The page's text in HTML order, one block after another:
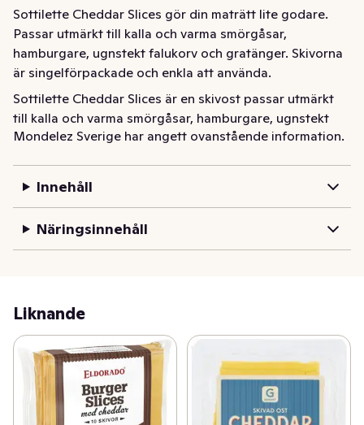
Sottilette Cheddar Slices gör din maträtt lite godare.
Passar utmärkt till kalla och varma smörgåsar,
hamburgare, ugnstekt falukorv och gratänger. Skivorna
är singelförpackade och enkla att använda.
Sottilette Cheddar Slices är en skivost passar utmärkt
till kalla och varma smörgåsar, hamburgare, ugnstekt
falukorv och gratänger. Skivorna är singelförpackade
Mondelez Sverige har angett ovanstående information.
Innehåll
Näringsinnehåll
Liknande